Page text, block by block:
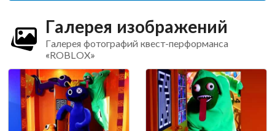
Галерея изображений
Галерея фотографий квест-перформанса
«ROBLOX»